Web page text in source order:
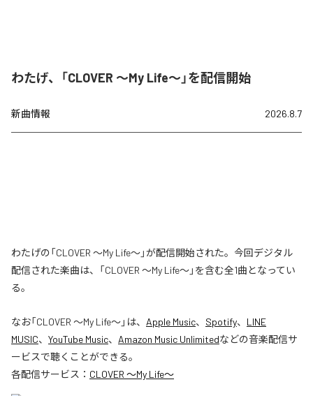
わたげ、「CLOVER ～My Life～」を配信開始
新曲情報 2026.8.7
わたげの「CLOVER ～My Life～」が配信開始された。今回デジタル
配信された楽曲は、「CLOVER ～My Life～」を含む全1曲となってい
る。
なお「CLOVER ～My Life～」は、 Apple Music、 Spotify、 LINE
MUSIC、 YouTube Music、 Amazon Music Unlimitedなどの音楽配信サ
ービスで聴くことができる。
各配信サービス： CLOVER ～My Life～